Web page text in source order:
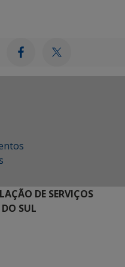
DE SERVIÇOS
SUL